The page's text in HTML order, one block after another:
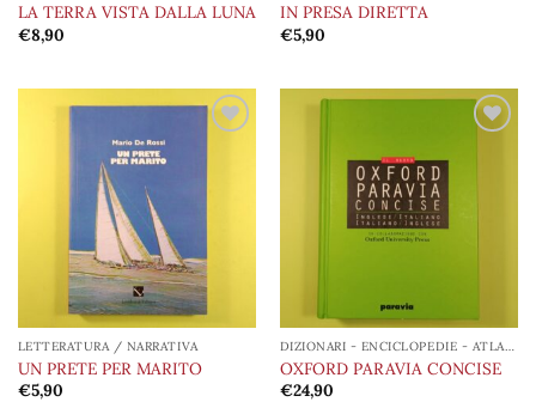
LA TERRA VISTA DALLA LUNA
€8,90
IN PRESA DIRETTA
€5,90
LETTERATURA / NARRATIVA
UN PRETE PER MARITO
€5,90
DIZIONARI - ENCICLOPEDIE - ATLANTI
OXFORD PARAVIA CONCISE
€24,90